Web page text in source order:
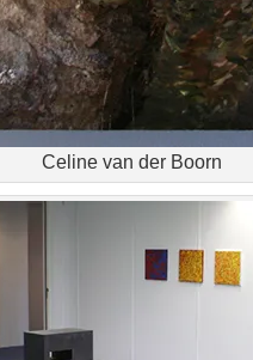
Celine van der Boorn